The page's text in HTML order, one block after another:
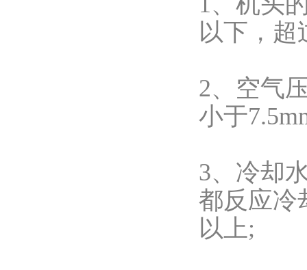
以下，
2、空气
小于
3、冷却
都反应冷
以上;